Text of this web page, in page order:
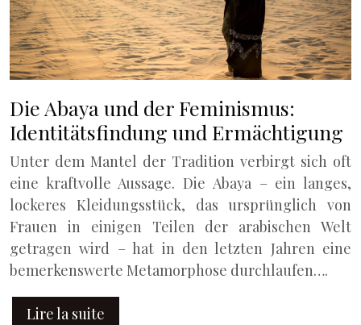
Die Abaya und der Feminismus:
Identitätsfindung und Ermächtigung
Unter dem Mantel der Tradition verbirgt sich oft
eine kraftvolle Aussage. Die Abaya – ein langes,
lockeres Kleidungsstück, das ursprünglich von
Frauen in einigen Teilen der arabischen Welt
getragen wird – hat in den letzten Jahren eine
bemerkenswerte Metamorphose durchlaufen….
Lire la suite